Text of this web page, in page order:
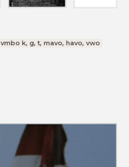
vmbo k, g, t, mavo, havo, vwo